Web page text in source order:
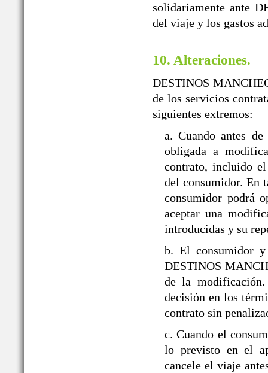
solidariamente ante
del viaje y los gastos
10. Alteraciones.
DESTINOS
de los servicios
siguientes extremos:
a. Cuando antes
obligada a
contrato, incluido el
del consumidor. En
consumidor podrá
aceptar una
introducidas y su
b. El consumidor
DESTINOS
de la
decisión en los
contrato sin
c. Cuando el
lo previsto en el
cancele el viaje